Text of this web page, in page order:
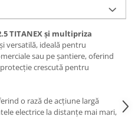
TITANEX și multipriza
versatilă, ideală pentru
sau pe șantiere, oferind
crescută pentru
o rază de acțiune largă
electrice la distanțe mai mari,